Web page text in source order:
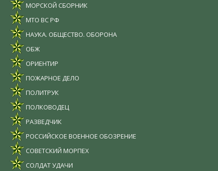
МОРСКОЙ СБОРНИК
МТО ВС РФ
НАУКА. ОБЩЕСТВО. ОБОРОНА
ОБЖ
ОРИЕНТИР
ПОЖАРНОЕ ДЕЛО
ПОЛИТРУК
ПОЛКОВОДЕЦ
РАЗВЕДЧИК
РОССИЙСКОЕ ВОЕННОЕ ОБОЗРЕНИЕ
СОВЕТСКИЙ МОРПЕХ
СОЛДАТ УДАЧИ